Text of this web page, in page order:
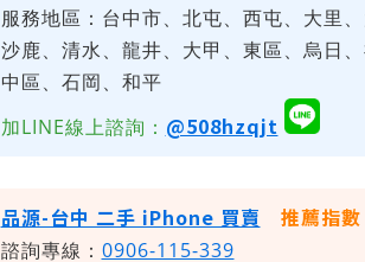
服務地區：台中市、北屯、西屯、大里
沙鹿、清水、龍井、大甲、東區、烏日
中區、石岡、和平
加LINE線上諮詢： @508hzqjt
品源-台中 二手 iPhone 買賣 推薦指
諮詢專線： 0906-115-339